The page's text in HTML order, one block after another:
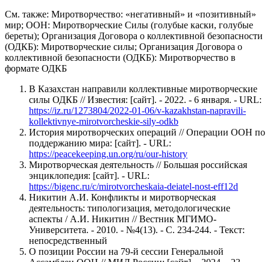
См. также: Миротворчество: «негативный» и «позитивный»
мир; ООН: Миротворческие Силы (голубые каски, голубые
береты); Организация Договора о коллективной безопасности
(ОДКБ): Миротворческие силы; Организация Договора о
коллективной безопасности (ОДКБ): Миротворчество в
формате ОДКБ
В Казахстан направили коллективные миротворческие
силы ОДКБ // Известия: [сайт]. - 2022. - 6 января. - URL:
https://iz.ru/1273804/2022-01-06/v-kazakhstan-napravili-
kollektivnye-mirotvorcheskie-sily-odkb
История миротворческих операций // Операции ООН по
поддержанию мира: [сайт]. - URL:
https://peacekeeping.un.org/ru/our-history
Миротворческая деятельность // Большая российская
энциклопедия: [сайт]. - URL:
https://bigenc.ru/c/mirotvorcheskaia-deiatel-nost-eff12d
Никитин А.И. Конфликты и миротворческая
деятельность: типологизация, методологические
аспекты / А.И. Никитин // Вестник МГИМО-
Университета. - 2010. - №4(13). - С. 234-244. - Текст:
непосредственный
О позиции России на 79-й сессии Генеральной